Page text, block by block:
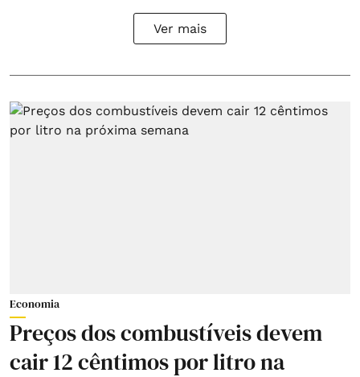
Ver mais
Economia
Preços dos combustíveis devem
cair 12 cêntimos por litro na